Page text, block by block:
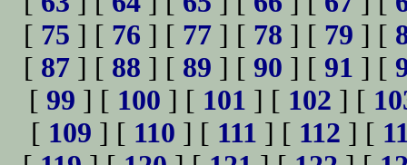
[ 75 ] [ 76 ] [ 77 ] [ 78 ] [ 79 ] [
[ 87 ] [ 88 ] [ 89 ] [ 90 ] [ 91 ] [
[ 99 ] [ 100 ] [ 101 ] [ 102 ] [
[ 109 ] [ 110 ] [ 111 ] [ 112 ] [